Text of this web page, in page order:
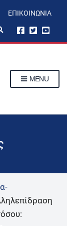
ΕΠΙΚΟΙΝΩΝΊΑ
p
m
MENU